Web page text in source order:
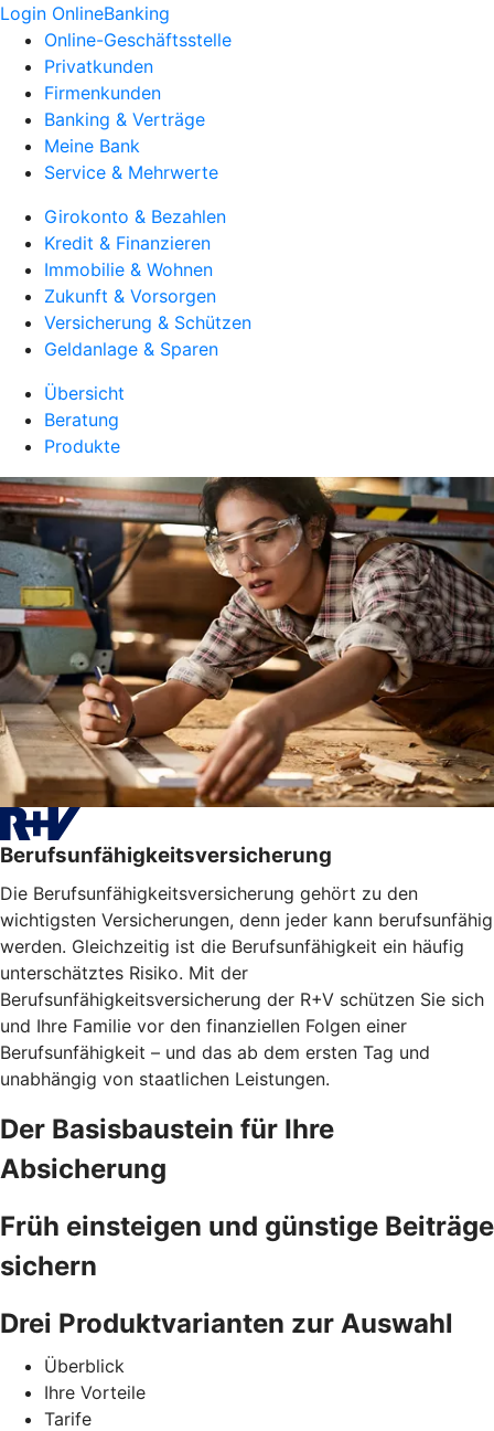
Login OnlineBanking
Online-Geschäftsstelle
Privatkunden
Firmenkunden
Banking & Verträge
Meine Bank
Service & Mehrwerte
Girokonto & Bezahlen
Kredit & Finanzieren
Immobilie & Wohnen
Zukunft & Vorsorgen
Versicherung & Schützen
Geldanlage & Sparen
Übersicht
Beratung
Produkte
Berufsunfähigkeitsversicherung
Die Berufsunfähigkeitsversicherung gehört zu den
wichtigsten Versicherungen, denn jeder kann berufsunfähig
werden. Gleichzeitig ist die Berufsunfähigkeit ein häufig
unterschätztes Risiko. Mit der
Berufsunfähigkeitsversicherung der R+V schützen Sie sich
und Ihre Familie vor den finanziellen Folgen einer
Berufsunfähigkeit – und das ab dem ersten Tag und
unabhängig von staatlichen Leistungen.
Der Basisbaustein für Ihre
Absicherung
Früh einsteigen und günstige Beiträge
sichern
Drei Produktvarianten zur Auswahl
Überblick
Ihre Vorteile
Tarife